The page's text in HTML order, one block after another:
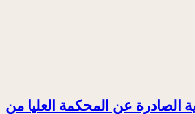
الصادرة عن المحكمة العليا من